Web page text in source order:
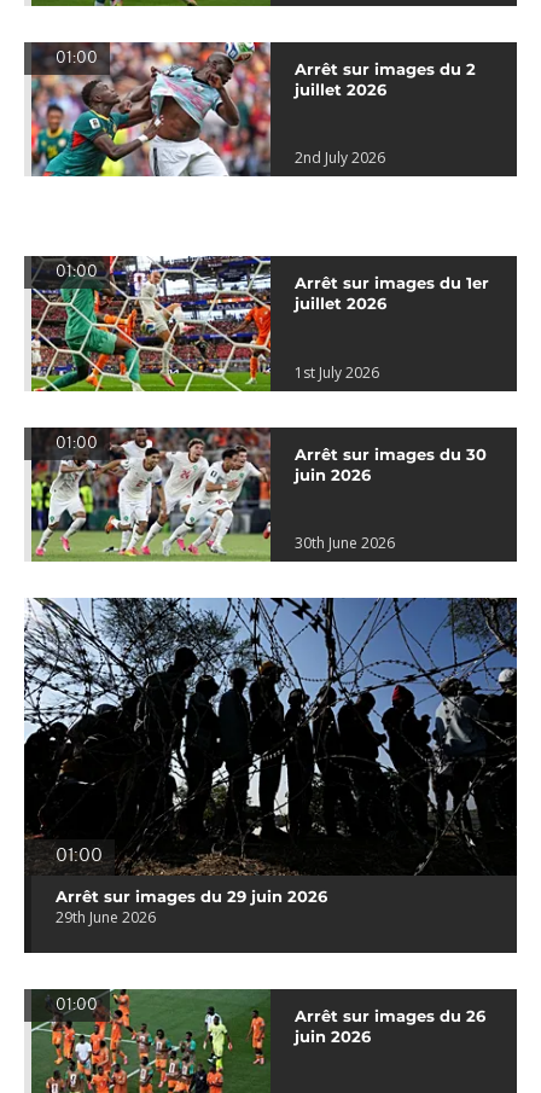
01:00
Arrêt sur images du 2
juillet 2026
2nd July 2026
01:00
Arrêt sur images du 1er
juillet 2026
1st July 2026
01:00
Arrêt sur images du 30
juin 2026
30th June 2026
01:00
Arrêt sur images du 29 juin 2026
29th June 2026
01:00
Arrêt sur images du 26
juin 2026